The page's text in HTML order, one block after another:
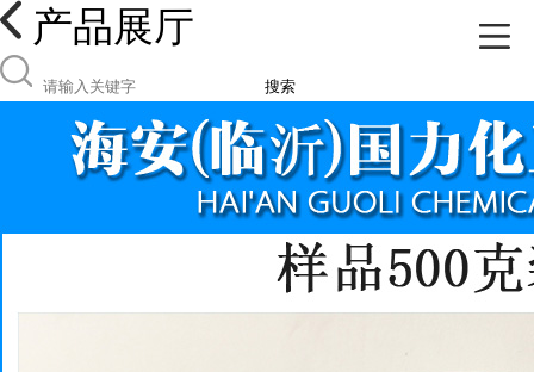
产品展厅
搜索